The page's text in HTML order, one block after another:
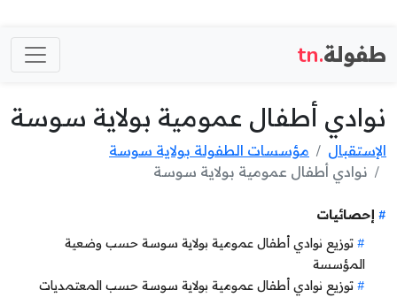
طفولة.tn
نوادي أطفال عمومية بولاية سوسة
الإستقبال
مؤسسات الطفولة بولاية سوسة
نوادي أطفال عمومية بولاية سوسة
إحصائيات
توزيع نوادي أطفال عمومية بولاية سوسة حسب وضعية
المؤسسة
توزيع نوادي أطفال عمومية بولاية سوسة حسب المعتمديات